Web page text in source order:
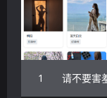
1 请不要害